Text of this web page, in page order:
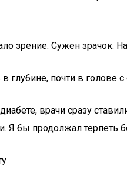
зрение. Сужен
почти в голове с
врачи сразу
бы продолжал терпеть